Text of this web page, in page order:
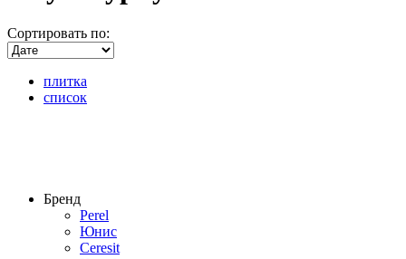
Сортировать по:
плитка
список
Бренд
Perel
Юнис
Ceresit